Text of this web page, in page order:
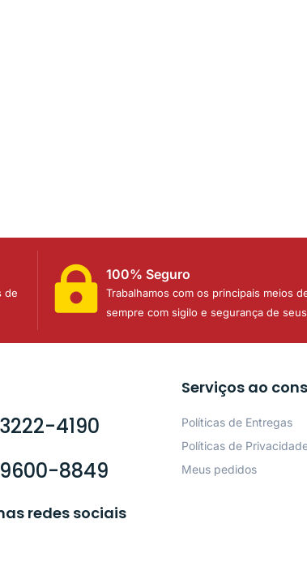
de
100% Seguro
Trabalhamos com os principais meios
sempre com sigilo e segurança de
4190
8849
redes sociais
Serviços ao
Políticas de Entregas
Políticas de
Meus pedidos